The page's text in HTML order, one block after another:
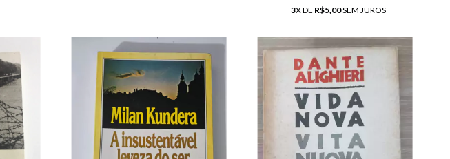
3X DE R$5,00SEM JUROS